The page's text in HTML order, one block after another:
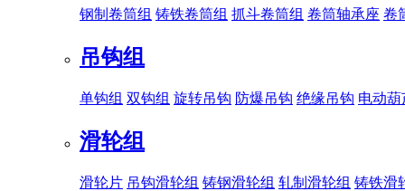
钢制卷筒组 铸铁卷筒组 抓斗卷筒组 卷筒轴承座 卷
吊钩组
单钩组 双钩组 旋转吊钩 防爆吊钩 绝缘吊钩 电动
滑轮组
滑轮片 吊钩滑轮组 铸钢滑轮组 轧制滑轮组 铸铁滑